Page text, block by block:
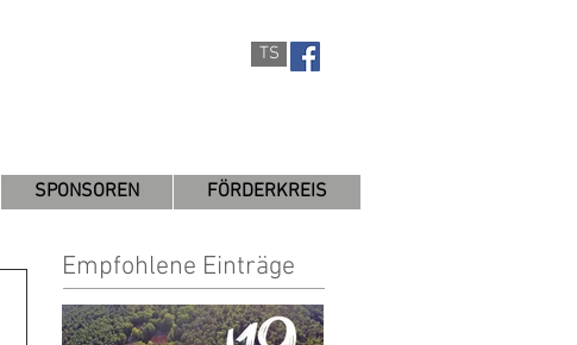
TS
SPONSOREN FÖRDERKREIS
Empfohlene Einträge